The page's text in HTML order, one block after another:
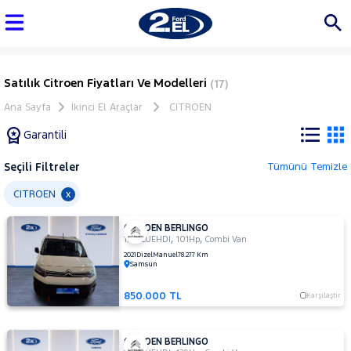
Satılık Citroen Fiyatları Ve Modelleri (17)
Ana Sayfa İkinci El Araçlar CITROEN
Garantili
Tüm
Araçlar
AUDI
BMC
BMW
BYD
Seçili Filtreler Tümünü Temizle
CITROEN x
CITROEN BERLINGO
1.5 BLUEHDI ,101Hp,Combi Van
2021 DizelManuel78.277 Km
Samsun
850.000 TL Karşılaştır
CITROEN BERLINGO